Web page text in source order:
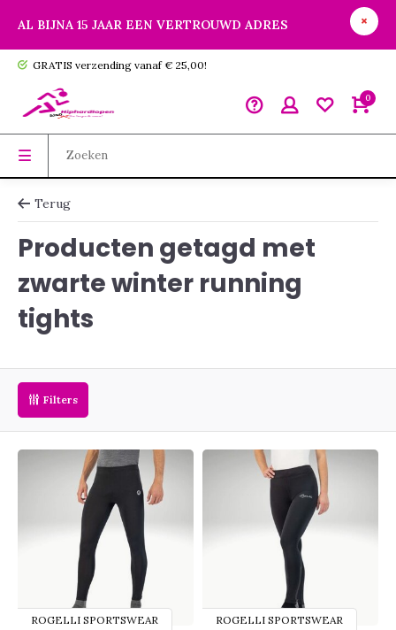
AL BIJNA 15 JAAR EEN VERTROUWD ADRES
GRATIS verzending vanaf € 25,00!
0
Terug
Producten getagd met
zwarte winter running
tights
Filters
ROGELLI SPORTSWEAR ROGELLI SPORTSWEAR